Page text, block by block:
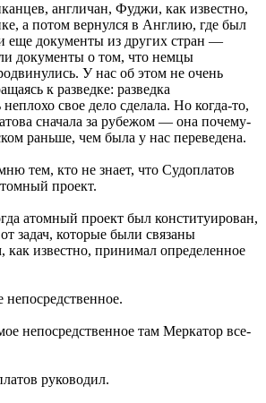
англичан, Фуджи, как известно,
а потом вернулся в Англию, где был
еще документы из других стран —
документы о том, что немцы
У нас об этом не очень
к разведке: разведка
свое дело сделала. Но когда-то,
сначала за рубежом — она почему-
раньше, чем была у нас переведена.
тем, кто не знает, что Судоплатов
проект.
атомный проект был конституирован,
задач, которые были связаны
известно, принимал определенное
непосредственное там Меркатор все-
руководил.